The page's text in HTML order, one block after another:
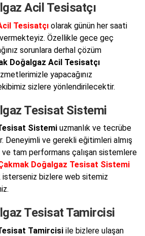
Acil Tesisatçı
Tesisatçı olarak günün her saati
Özellikle gece geç
sorunlara derhal çözüm
Doğalgaz Acil Tesisatçı
yapacağınız
sizlere yönlendirilecektir.
Tesisat Sistemi
Sistemi uzmanlık ve tecrübe
Deneyimli ve gerekli eğitimleri almış
tam performans çalışan sistemlere
Doğalgaz Tesisat Sistemi
isterseniz bizlere web sitemiz
Tesisat Tamircisi
Tamircisi ile bizlere ulaşan